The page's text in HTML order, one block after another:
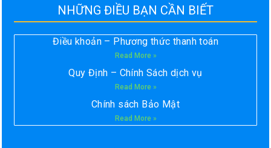
NHỮNG ĐIỀU BẠN CẦN BIẾT
Điều khoản – Phương thức thanh toán
Read More »
Quy Định – Chính Sách dịch vụ
Read More »
Chính sách Bảo Mật
Read More »